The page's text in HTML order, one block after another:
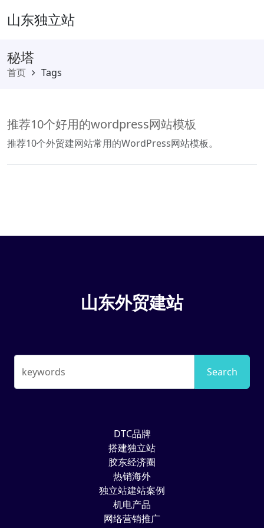
山东独立站
秘塔
首页 Tags
推荐10个好用的wordpress网站模板
推荐10个外贸建网站常用的WordPress网站模板。
山东外贸建站
keywords Search
DTC品牌
搭建独立站
胶东经济圈
热销海外
独立站建站案例
机电产品
网络营销推广